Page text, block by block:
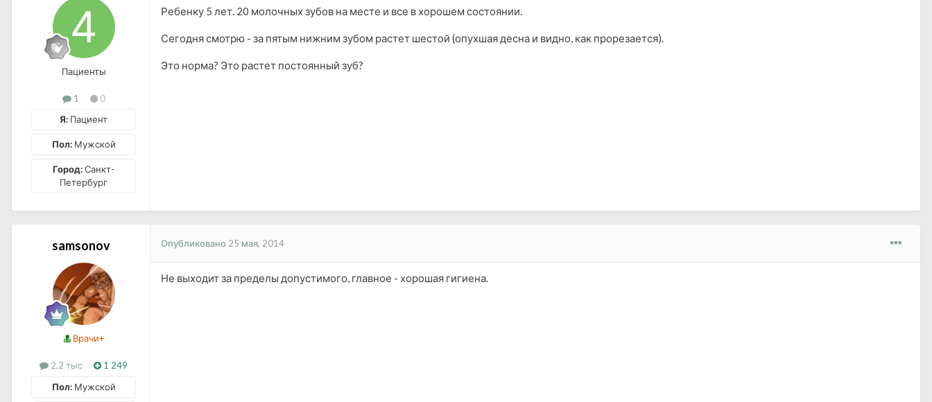
Пациенты
1
0
Я: Пациент
Пол:Мужской
Город:Санкт-
Петербург
Ребенку 5 лет. 20 молочных зубов на месте и все в хорошем состоянии.
Сегодня смотрю - за пятым нижним зубом растет шестой (опухшая десна и видно, как прорезается).
Это норма? Это растет постоянный зуб?
samsonov
Врачи+
2,2 тыс
1 249
Пол:Мужской
Опубликовано 25 мая, 2014
Не выходит за пределы допустимого, главное - хорошая гигиена.